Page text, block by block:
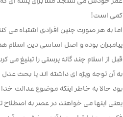
کمی است!
پیامبران بوده و اصل اساسی دین اسلام
قبل از اسلام چند گانه پرستی را تبلیغ می
به آن توجه ویژه ای داشته اند یا بحث
بود حالا به خاطر اینکه موضوع عدالت خدا
یعنی اینها می خواهند در عصر به